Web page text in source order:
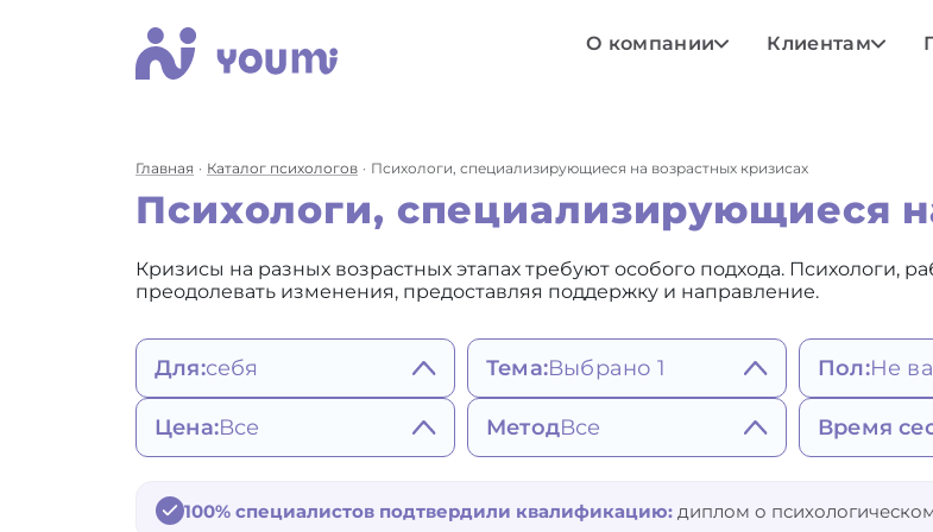
О компании Клиентам
Главная Каталог психологов Психологи, специализирующиеся на возрастных кризисах
Психологи, специализирующиеся
Кризисы на разных возрастных этапах требуют особого подхода. Психологи,
преодолевать изменения, предоставляя поддержку и направление.
Для:себя
себя
женщины
мужчины
подростка
Тема:Выбрано 1
Состояния, мысли,
поведение
состояние
Негативные эмоции,
Вредные привычки
Пол:Не
Не важно
Мужской
Женский
Цена:Все
3500 - 4900 ₽
от 5000 ₽
МетодВсе
Когнитивно-
поведенческая терапия (в
Время
100% специалистов подтвердили квалификацию: диплом о